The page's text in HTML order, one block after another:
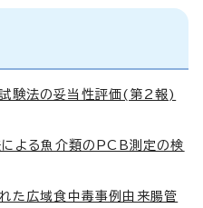
験法の妥当性評価(第2報)
による魚介類のPCB測定の検
た広域食中毒事例由来腸管